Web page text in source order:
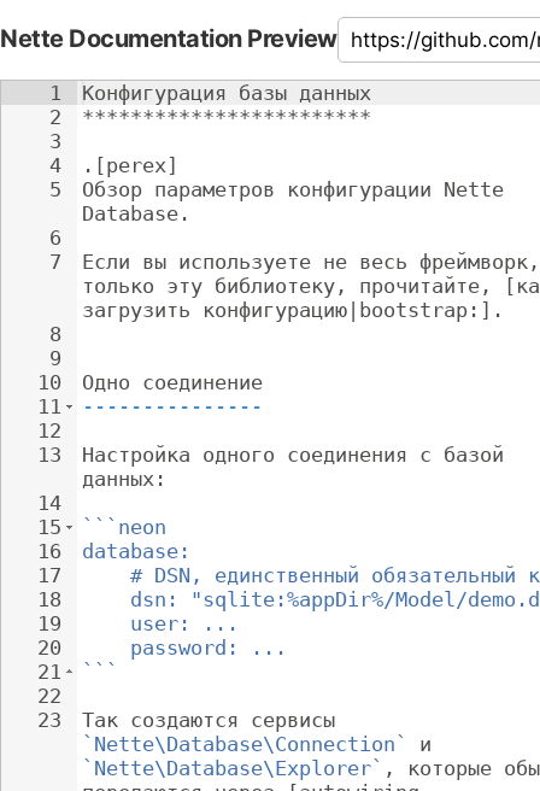
Nette Documentation Preview
1
2
3
4
5
6
7
8
9
10
11
12
13
14
15
16
17
18
19
20
21
22
23
Конфигурация базы данных
************************
.[perex]
Обзор параметров конфигурации Nette
Database.
Если вы используете не весь
только эту библиотеку, прочитайте,
загрузить конфигурацию|bootstrap:].
Одно соединение
---------------
Настройка одного соединения с базой
данных:
```neon
database:
# DSN, единственный обязательный
dsn: "sqlite:%appDir%/Model/
user: ...
password: ...
```
Так создаются сервисы
`Nette\Database\Connection`
и
`Nette\Database\Explorer` , которые